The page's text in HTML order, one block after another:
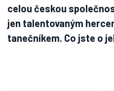
celou českou
jen talentovaným
tanečníkem. Co jste o